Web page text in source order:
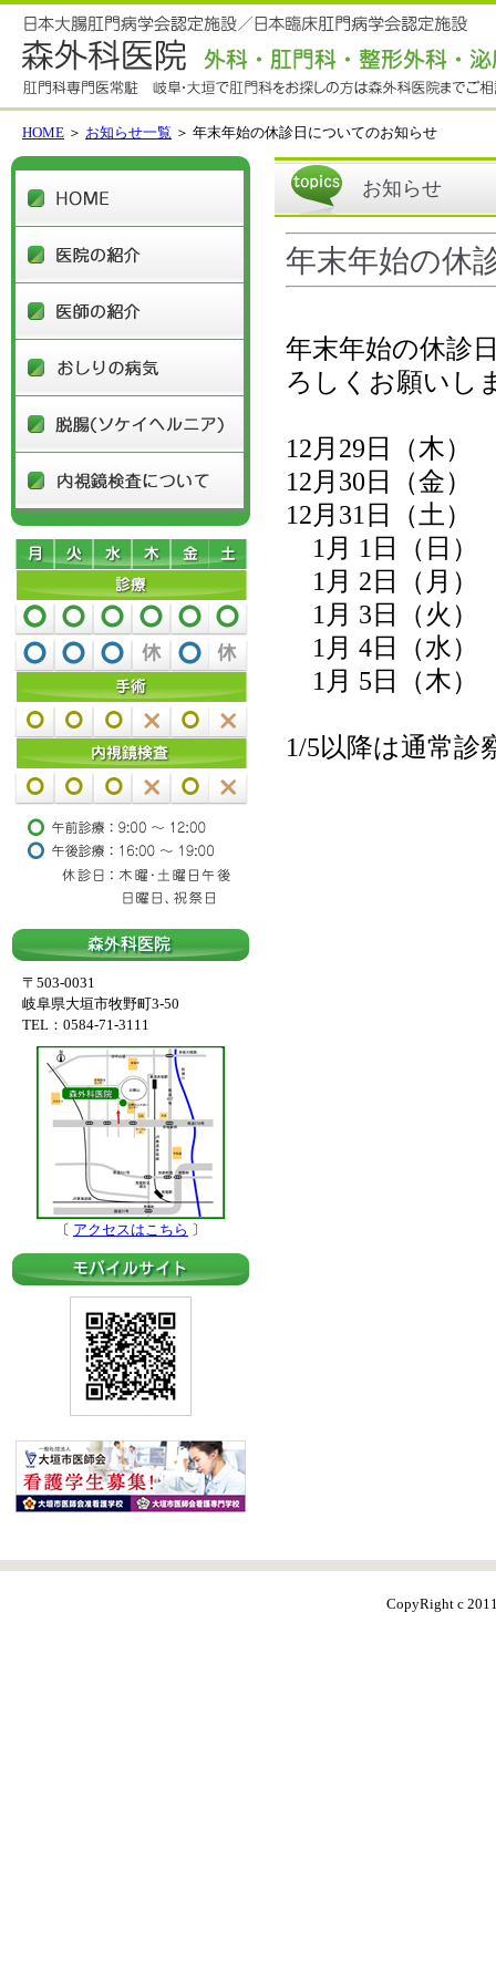
HOME ＞ お知らせ一覧 ＞ 年末年始の休診日についてのお知らせ
お知らせ
年末年始の休
年末年始の休診
ろしくお願いし
12月29日（木
12月30日（
12月31日（
1月 1日（
1月 2日（
1月 3日（
1月 4日（
1月 5日（木
1/5以降は通常診
HOME
医院の紹介
医師の紹介
おしりの病気
内視鏡検査について
〒503-0031
岐阜県大垣市牧野町3-50
TEL：0584-71-3111
〔 アクセスはこちら 〕
CopyRight c